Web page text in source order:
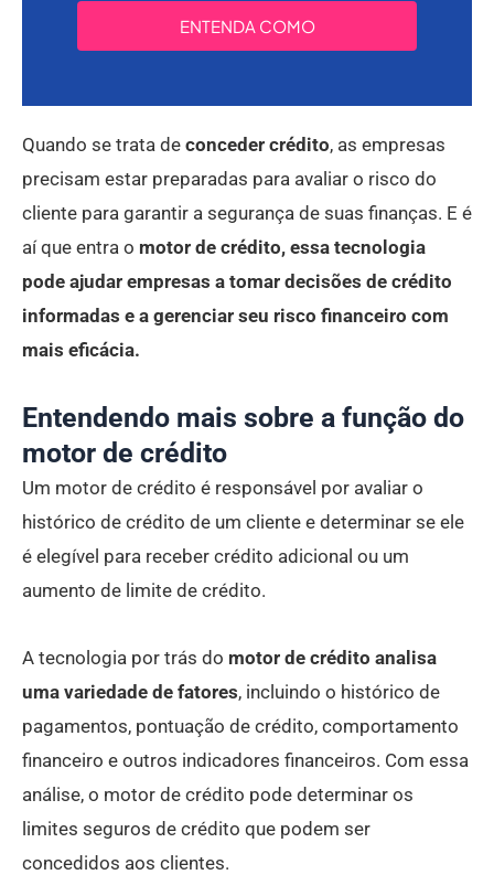
ENTENDA COMO
Quando se trata de conceder crédito, as empresas
precisam estar preparadas para avaliar o risco do
cliente para garantir a segurança de suas finanças. E é
aí que entra o motor de crédito, essa tecnologia
pode ajudar empresas a tomar decisões de crédito
informadas e a gerenciar seu risco financeiro com
mais eficácia.
Entendendo mais sobre a função do
motor de crédito
Um motor de crédito é responsável por avaliar o
histórico de crédito de um cliente e determinar se ele
é elegível para receber crédito adicional ou um
aumento de limite de crédito.
A tecnologia por trás do motor de crédito analisa
uma variedade de fatores, incluindo o histórico de
pagamentos, pontuação de crédito, comportamento
financeiro e outros indicadores financeiros. Com essa
análise, o motor de crédito pode determinar os
limites seguros de crédito que podem ser
concedidos aos clientes.